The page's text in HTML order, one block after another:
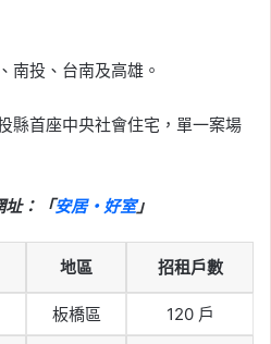
南投、台南及高雄。
縣首座中央社會住宅，單一案場
址：「安居・好室」
地區 招租戶數
板橋區 120 戶